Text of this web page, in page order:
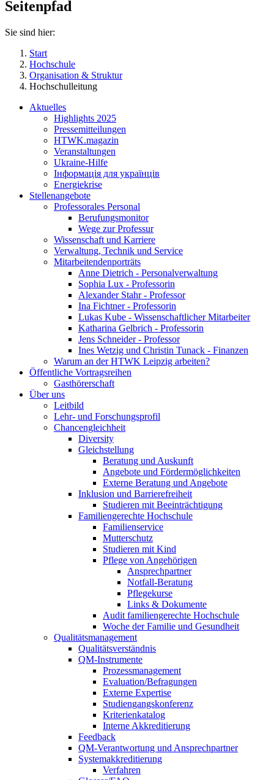
Seitenpfad
Sie sind hier:
Start
Hochschule
Organisation & Struktur
Hochschulleitung
Aktuelles
Highlights 2025
Pressemitteilungen
HTWK.magazin
Veranstaltungen
Ukraine-Hilfe
Інформація для українців
Energiekrise
Stellenangebote
Professorales Personal
Berufungsmonitor
Wege zur Professur
Wissenschaft und Karriere
Verwaltung, Technik und Service
Mitarbeitendenporträts
Anne Dietrich - Personalverwaltung
Sophia Lux - Professorin
Alexander Stahr - Professor
Ina Fichtner - Professorin
Lukas Kube - Wissenschaftlicher Mitarbeiter
Katharina Gelbrich - Professorin
Jens Schneider - Professor
Ines Wetzig und Christin Tunack - Finanzen
Warum an der HTWK Leipzig arbeiten?
Öffentliche Vortragsreihen
Gasthörerschaft
Über uns
Leitbild
Lehr- und Forschungsprofil
Chancengleichheit
Diversity
Gleichstellung
Beratung und Auskunft
Angebote und Fördermöglichkeiten
Externe Beratung und Angebote
Inklusion und Barrierefreiheit
Studieren mit Beeinträchtigung
Familiengerechte Hochschule
Familienservice
Mutterschutz
Studieren mit Kind
Pflege von Angehörigen
Ansprechpartner
Notfall-Beratung
Pflegekurse
Links & Dokumente
Audit familiengerechte Hochschule
Woche der Familie und Gesundheit
Qualitätsmanagement
Qualitätsverständnis
QM-Instrumente
Prozessmanagement
Evaluation/Befragungen
Externe Expertise
Studiengangskonferenz
Kriterienkatalog
Interne Akkreditierung
Feedback
QM-Verantwortung und Ansprechpartner
Systemakkreditierung
Verfahren